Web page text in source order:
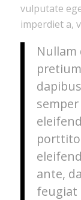
vulputate
imperdiet a,
Nullam
ante,
feugiat